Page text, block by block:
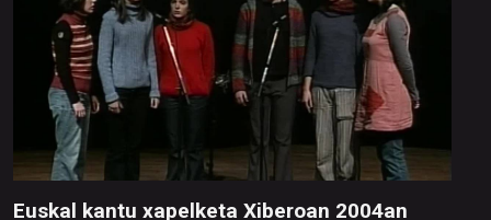
Euskal kantu xapelketa Xiberoan 2004an